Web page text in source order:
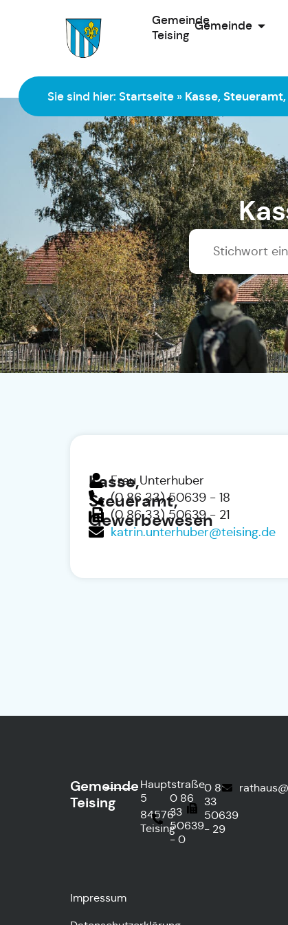
Gemeinde
Teising
Gemeinde
Sie sind hier: Startseite » Kasse,
Kasse,
Steueramt,
Gewerbewesen
Frau Unterhuber
(0 86 33) 50639 - 18
(0 86 33) 50639 - 21
katrin.unterhuber@teising.de
Gemeinde
Teising
Hauptstraße
5
84576
Teising
0 86
33
50639
- 0
0 86
33
50639
- 29
Impressum